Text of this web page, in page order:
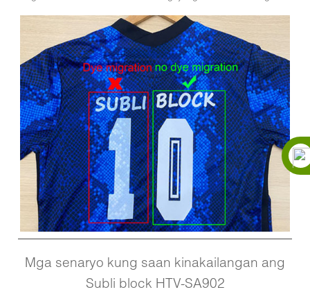
Mga senaryo kung saan kinakailangan ang
Subli block HTV-SA902